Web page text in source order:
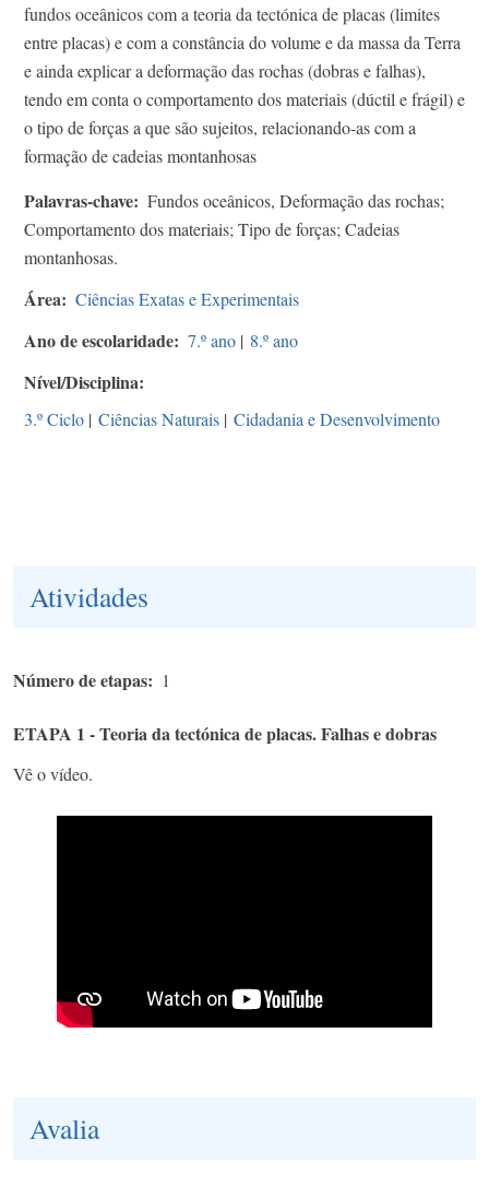
fundos oceânicos com a teoria da tectónica de placas (limites
entre placas) e com a constância do volume e da massa da Terra
e ainda explicar a deformação das rochas (dobras e falhas),
tendo em conta o comportamento dos materiais (dúctil e frágil) e
o tipo de forças a que são sujeitos, relacionando-as com a
formação de cadeias montanhosas
Palavras-chave
Fundos oceânicos, Deformação das rochas;
Comportamento dos materiais; Tipo de forças; Cadeias
montanhosas.
Área Ciências Exatas e Experimentais
Ano de escolaridade 7.º ano | 8.º ano
Nível/Disciplina
3.º Ciclo | Ciências Naturais | Cidadania e Desenvolvimento
Atividades
Número de etapas 1
ETAPA 1 - Teoria da tectónica de placas. Falhas e dobras
Vê o vídeo.
Avalia